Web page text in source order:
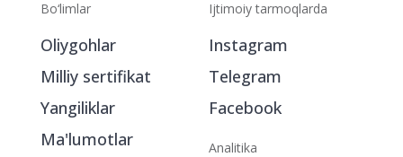
Bo‘limlar
Oliygohlar
Ijtimoiy tarmoqlarda